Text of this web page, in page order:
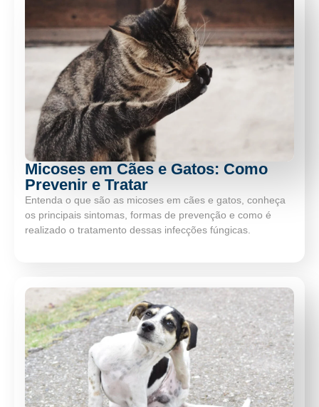
Micoses em Cães e Gatos: Como
Prevenir e Tratar
Entenda o que são as micoses em cães e gatos, conheça
os principais sintomas, formas de prevenção e como é
realizado o tratamento dessas infecções fúngicas.